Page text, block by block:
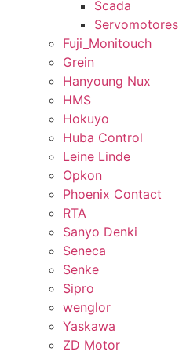
Scada
Servomotores
Fuji_Monitouch
Grein
Hanyoung Nux
HMS
Hokuyo
Huba Control
Leine Linde
Opkon
Phoenix Contact
RTA
Sanyo Denki
Seneca
Senke
Sipro
wenglor
Yaskawa
ZD Motor